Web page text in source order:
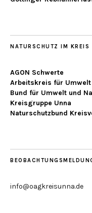
NATURSCHUTZ IM KREIS
AGON Schwerte
Arbeitskreis für Umwelt
Bund für Umwelt und
Kreisgruppe Unna
Naturschutzbund
info@oagkreisunna.de